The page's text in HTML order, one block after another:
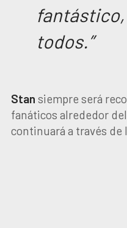
fantástico,
todos.”
Stan siempre será
fanáticos alrededor
continuará a través de